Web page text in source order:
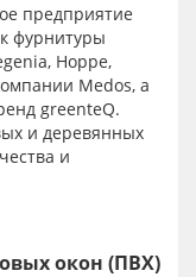
предприятие
фурнитуры
Hoppe,
Medos, а
greenteQ.
и деревянных
и
окон (ПВХ)